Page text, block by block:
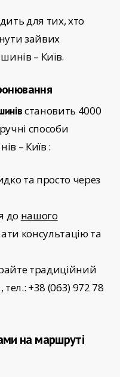
для тих, хто
зайвих
– Київ.
становить 4000
способи
– Київ :
та просто через
до нашого
консультацію та
традиційний
+38 (063) 972 78
на маршруті